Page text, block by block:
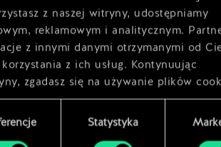
z naszej witryny, udostępniamy
reklamowym i analitycznym.
z innymi danymi otrzymanymi od
z ich usług. Kontynuując
zgadasz się na używanie plików
Statystyka